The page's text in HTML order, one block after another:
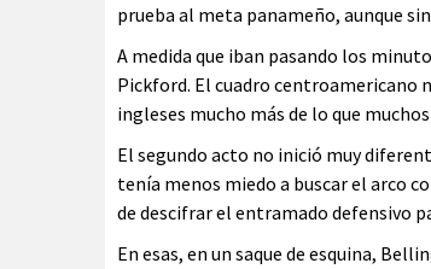
prueba al meta panameño, aunque
A medida que iban pasando los
Pickford. El cuadro centroamericano
ingleses mucho más de lo que
El segundo acto no inició muy
tenía menos miedo a buscar el arco
de descifrar el entramado defensivo
En esas, en un saque de esquina,